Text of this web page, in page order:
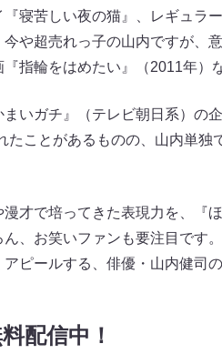
寝苦しい夜の猫』、レギュラ
や超売れっ子の山内ですが、
指輪をはめたい』（2011年）
いガチ』（テレビ朝日系）の
たことがあるものの、山内単
才で培ってきた表現力を、『
、お笑いファンも要注目です
ピールする、俳優・山内健司
配信中！